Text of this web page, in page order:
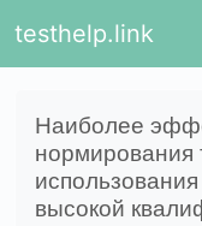
testhelp.link
Наиболее
нормирования
высокой